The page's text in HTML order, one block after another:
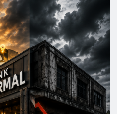
BISNIS
Jaminan Bertahan
Strategis